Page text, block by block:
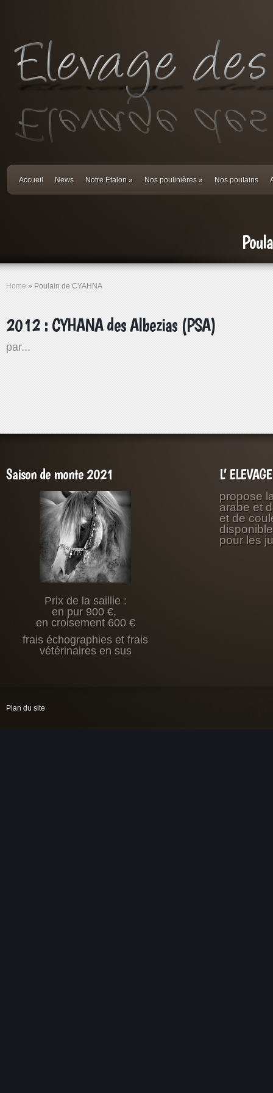
Accueil News Notre Etalon » Nos poulinières» Nos poulains
Home » Poulain de CYAHNA
2012 : CYHANA des Albezias (PSA)
par...
Saison de monte 2021
Prix de la saillie :
en pur 900 €,
en croisement 600 €
frais échographies et frais
vétérinaires en sus
L’
propose
arabe et
et de
pour les
Plan du site